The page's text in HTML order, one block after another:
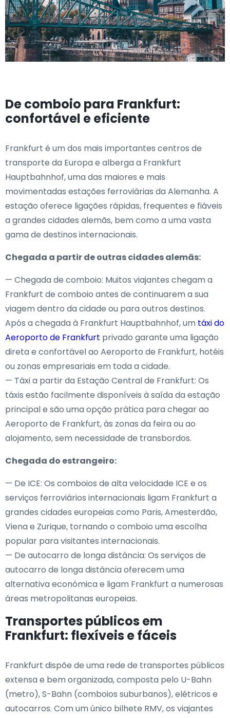
De comboio para Frankfurt:
confortável e eficiente
Frankfurt é um dos mais importantes centros de
transporte da Europa e alberga a Frankfurt
Hauptbahnhof, uma das maiores e mais
movimentadas estações ferroviárias da Alemanha. A
estação oferece ligações rápidas, frequentes e fiáveis
a grandes cidades alemãs, bem como a uma vasta
gama de destinos internacionais.
Chegada a partir de outras cidades alemãs:
— Chegada de comboio: Muitos viajantes chegam a
Frankfurt de comboio antes de continuarem a sua
viagem dentro da cidade ou para outros destinos.
Após a chegada à Frankfurt Hauptbahnhof, um táxi do
Aeroporto de Frankfurt privado garante uma ligação
direta e confortável ao Aeroporto de Frankfurt, hotéis
ou zonas empresariais em toda a cidade.
— Táxi a partir da Estação Central de Frankfurt: Os
táxis estão facilmente disponíveis à saída da estação
principal e são uma opção prática para chegar ao
Aeroporto de Frankfurt, às zonas da feira ou ao
alojamento, sem necessidade de transbordos.
Chegada do estrangeiro:
— De ICE: Os comboios de alta velocidade ICE e os
serviços ferroviários internacionais ligam Frankfurt a
grandes cidades europeias como Paris, Amesterdão,
Viena e Zurique, tornando o comboio uma escolha
popular para visitantes internacionais.
— De autocarro de longa distância: Os serviços de
autocarro de longa distância oferecem uma
alternativa económica e ligam Frankfurt a numerosas
áreas metropolitanas europeias.
Transportes públicos em
Frankfurt: flexíveis e fáceis
Frankfurt dispõe de uma rede de transportes públicos
extensa e bem organizada, composta pelo U-Bahn
(metro), S-Bahn (comboios suburbanos), elétricos e
autocarros. Com um único bilhete RMV, os viajantes